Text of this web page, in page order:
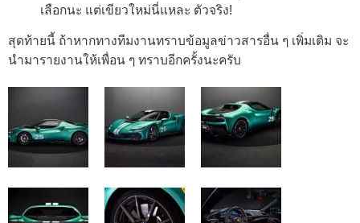
เลือกนะ แต่เขียวใหม่นี่แหละ ตัวจริง!
สุดท้ายนี้ ถ้าหากทางทีมงานทราบข้อมูลข่าวสารอื่น ๆ เพิ่มเติม จะ
นำมารายงานให้เพื่อน ๆ ทราบอีกครั้งนะครับ